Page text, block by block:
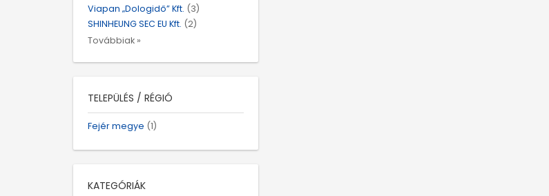
Viapan „Dologidő” Kft. (3)
SHINHEUNG SEC EU Kft. (2)
Továbbiak »
TELEPÜLÉS / RÉGIÓ
Fejér megye (1)
KATEGÓRIÁK